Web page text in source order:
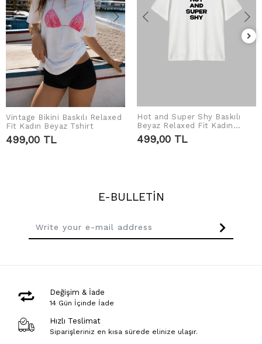
ADD TO CART
Vintage Bikini Baskılı Relaxed
Fit Kadın Beyaz Tshirt
499,00 TL
ADD TO CART
Hot and Super Shy Baskılı
Beyaz Relaxed Fit Kadın
Tshirt
499,00 TL
E-BULLETİN
Değişim & İade
14 Gün İçinde İade
Hızlı Teslimat
Siparişleriniz en kısa sürede elinize ulaşır.